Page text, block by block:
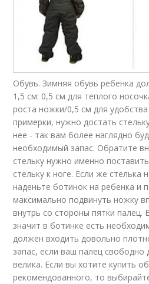
Обувь. Зимняя обувь ребенка
1,5 см: 0,5 см для теплого
роста ножки/0,5 см для
примерки, нужно достать
нее - так вам более наглядно
необходимый запас. Обратите
стельку нужно именно
стельку к ноге. Если же стелька
наденьте ботинок на ребенка и
максимально подвинуть ножку
внутрь со стороны пятки палец.
значит в ботинке есть
должен входить довольно
запас, если ваш палец свободно
велика. Если вы хотите купить
рекомендованного, то